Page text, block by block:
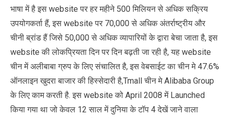
भाषा में है इस website पर हर महीने 500 मिलियन से अधिक सक्रिय
उपयोगकर्ता हैं, इस website पर 70,000 से अधिक अंतर्राष्ट्रीय और
चीनी ब्रांड हैं जिसे 50,000 से अधिक व्यापारियों के द्वारा बेचा जाता है, इस
website की लोकप्रियता दिन पर दिन बढ़ती जा रही है, यह website
चीन में अलीबाबा ग्रुप के लिए संचालित है, इस वेबसाईट का चीन मे 47.6%
ऑनलाइन खुदरा बाजार की हिस्सेदारी है,Tmall चीन मे Alibaba Group
के लिए काम करती है. इस website को April 2008 में Launched
किया गया था जो केवल 12 साल में दुनिया के टॉप 4 देखें जाने वाला